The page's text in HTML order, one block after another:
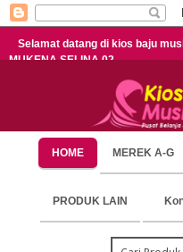
Selamat datang di kios baju
MUKENA SELINA 02
HOME MEREK A-G
PRODUK LAIN